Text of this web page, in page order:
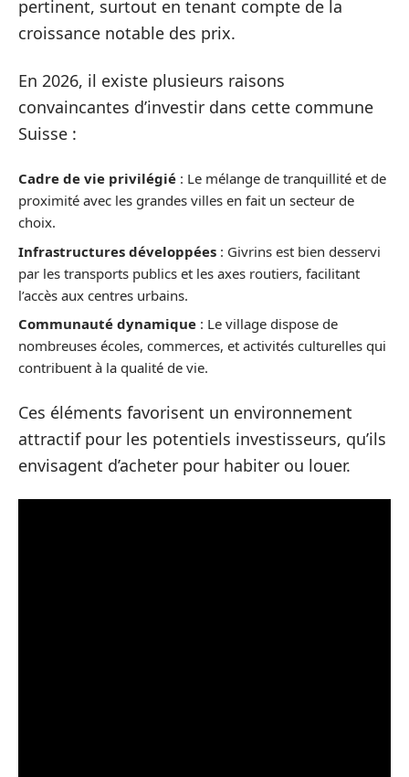
pertinent, surtout en tenant compte de la
croissance notable des prix.
En 2026, il existe plusieurs raisons
convaincantes d’investir dans cette commune
Suisse :
Cadre de vie privilégié : Le mélange de tranquillité et de
proximité avec les grandes villes en fait un secteur de
choix.
Infrastructures développées : Givrins est bien desservi
par les transports publics et les axes routiers, facilitant
l’accès aux centres urbains.
Communauté dynamique : Le village dispose de
nombreuses écoles, commerces, et activités culturelles qui
contribuent à la qualité de vie.
Ces éléments favorisent un environnement
attractif pour les potentiels investisseurs, qu’ils
envisagent d’acheter pour habiter ou louer.